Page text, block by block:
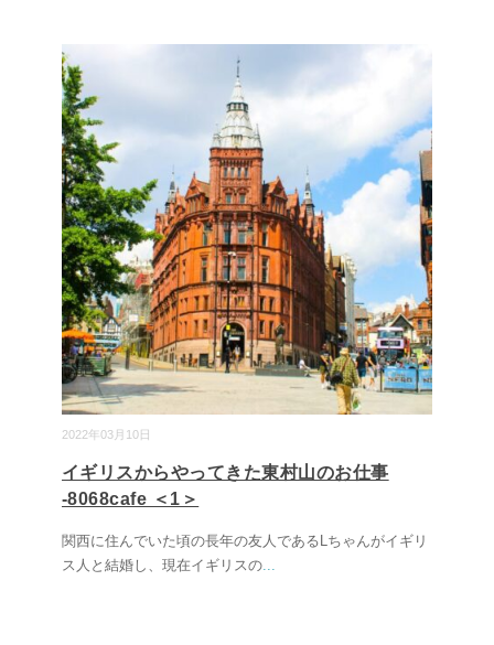
2022年03月10日
イギリスからやってきた東村山のお仕事
-8068cafe ＜1＞
関西に住んでいた頃の長年の友人であるLちゃんがイギリ
ス人と結婚し、現在イギリスの